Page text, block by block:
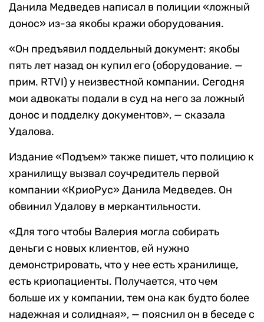
Данила Медведев написал в полиции «ложный
донос» из-за якобы кражи оборудования.
«Он предъявил поддельный документ: якобы
пять лет назад он купил его (оборудование. —
прим. RTVI) у неизвестной компании. Сегодня
мои адвокаты подали в суд на него за ложный
донос и подделку документов», — сказала
Удалова.
Издание «Подъем» также пишет, что полицию к
хранилищу вызвал соучредитель первой
компании «КриоРус» Данила Медведев. Он
обвинил Удалову в меркантильности.
«Для того чтобы Валерия могла собирать
деньги с новых клиентов, ей нужно
демонстрировать, что у нее есть хранилище,
есть криопациенты. Получается, что чем
больше их у компании, тем она как будто более
надежная и солидная», — пояснил он в беседе с